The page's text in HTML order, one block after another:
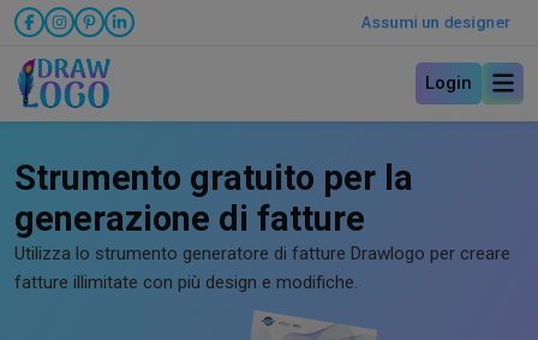
Assumi un designer
Login
Strumento gratuito per la
generazione di fatture
Utilizza lo strumento generatore di fatture Drawlogo per creare
fatture illimitate con più design e modifiche.